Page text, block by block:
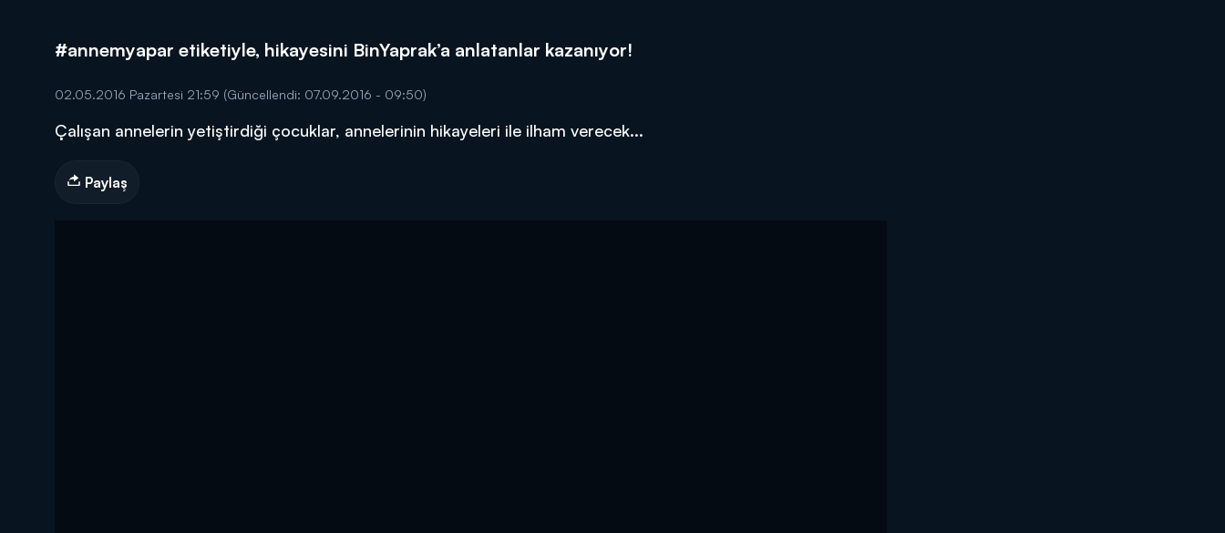
DİĞER SONUÇLAR
#annemyapar etiketiyle, hikayesini BinYaprak’a anlatanlar kazanıyor!
02.05.2016 Pazartesi 21:59 (Güncellendi: 07.09.2016 - 09:50)
Çalışan annelerin yetiştirdiği çocuklar, annelerinin hikayeleri ile ilham verecek...
Paylaş